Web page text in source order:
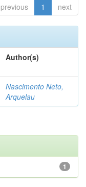
previous 1 next
Author(s)
Nascimento Neto,
Arquelau
1